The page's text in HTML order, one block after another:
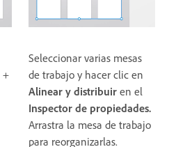
+
Seleccionar varias mesas
de trabajo y hacer clic en
Alinear y distribuir en el
Inspector de propiedades.
Arrastra la mesa de trabajo
para reorganizarlas.